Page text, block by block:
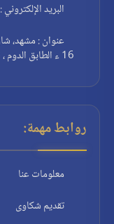
البريد الإلكتروني : info@ajmaa.ir
16 ء الطابق الدوم ، الوحدة 4
روابط مهمة:
معلومات عنا
تقديم شكاوى